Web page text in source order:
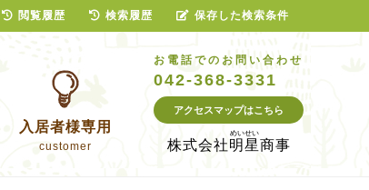
入居者様専用
customer
お電話でのお問い合わせ
042-368-3331
アクセスマップはこちら
株式会社明星商事
閲覧履歴 検索履歴 保存した検索条件